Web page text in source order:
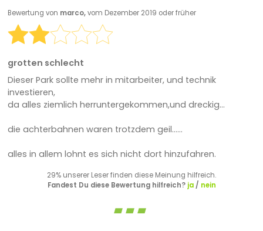
Bewertung von marco,vom Dezember 2019 oder früher
grotten schlecht
Dieser Park sollte mehr in mitarbeiter, und technik
investieren,
da alles ziemlich herruntergekommen,und dreckig...
die achterbahnen waren trotzdem geil......
alles in allem lohnt es sich nicht dort hinzufahren.
29% unserer Leser finden diese Meinung hilfreich.
Fandest Du diese Bewertung hilfreich? ja/ nein